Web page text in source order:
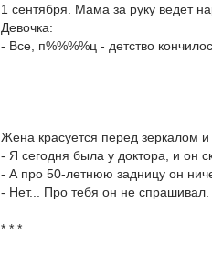
1 сентября. Мама за руку ведет
Девочка:
- Все, п%%%%ц - детство
Жена красуется перед зеркалом и
- Я сегодня была у доктора, и он
- А про 50-летнюю задницу он
- Нет... Про тебя он не спрашивал.
* * *